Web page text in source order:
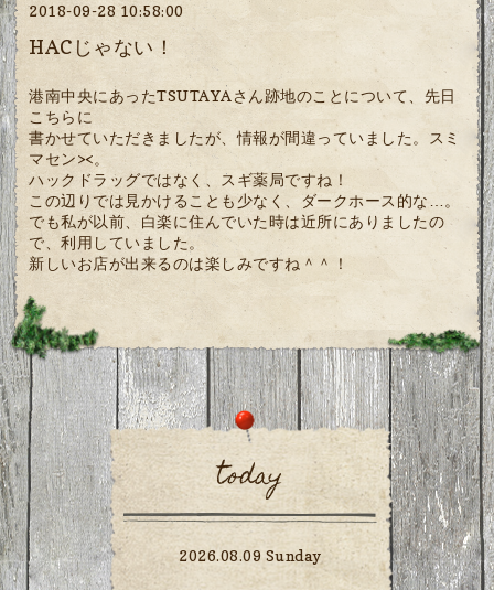
2018-09-28 10:58:00
HACじゃない！
港南中央にあったTSUTAYAさん跡地のことについて、先日
こちらに
書かせていただきましたが、情報が間違っていました。スミ
マセン><。
ハックドラッグではなく、スギ薬局ですね！
この辺りでは見かけることも少なく、ダークホース的な…。
でも私が以前、白楽に住んでいた時は近所にありましたの
で、利用していました。
新しいお店が出来るのは楽しみですね＾＾！
today
2026.08.09 Sunday